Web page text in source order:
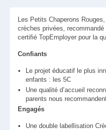
Les Petits Chaperons
crèches privées,
certifié TopEmployer pour la
Confiants
Le projet éducatif le plus
enfants : les 5C
Une qualité d’accueil
parents nous
Engagés
Une double labellisation